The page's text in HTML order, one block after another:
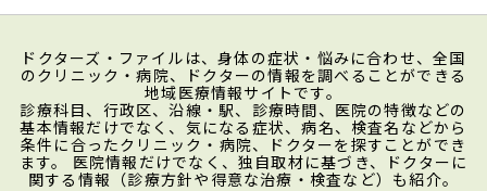
ドクターズ・ファイルは、身体の症状・悩みに合わせ、全国
のクリニック・病院、ドクターの情報を調べることができる
地域医療情報サイトです。
診療科目、行政区、沿線・駅、診療時間、医院の特徴などの
基本情報だけでなく、気になる症状、病名、検査名などから
条件に合ったクリニック・病院、ドクターを探すことができ
ます。 医院情報だけでなく、独自取材に基づき、ドクターに
関する情報（診療方針や得意な治療・検査など）も紹介。